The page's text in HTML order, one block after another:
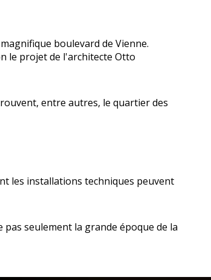
boulevard de Vienne.
le projet de l'architecte Otto
entre autres, le quartier des
les installations techniques peuvent
seulement la grande époque de la